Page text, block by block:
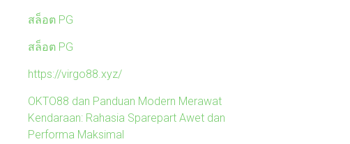
สล็อต PG
สล็อต PG
https://virgo88.xyz/
OKTO88 dan Panduan Modern Merawat
Kendaraan: Rahasia Sparepart Awet dan
Performa Maksimal